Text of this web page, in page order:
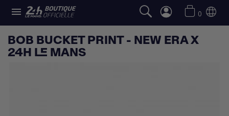
 0
BOB BUCKET PRINT - NEW ERA X
24H LE MANS